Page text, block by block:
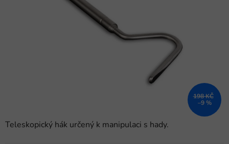
Teleskopický hák určený k manipulaci s hady.
198 KČ
–9 %